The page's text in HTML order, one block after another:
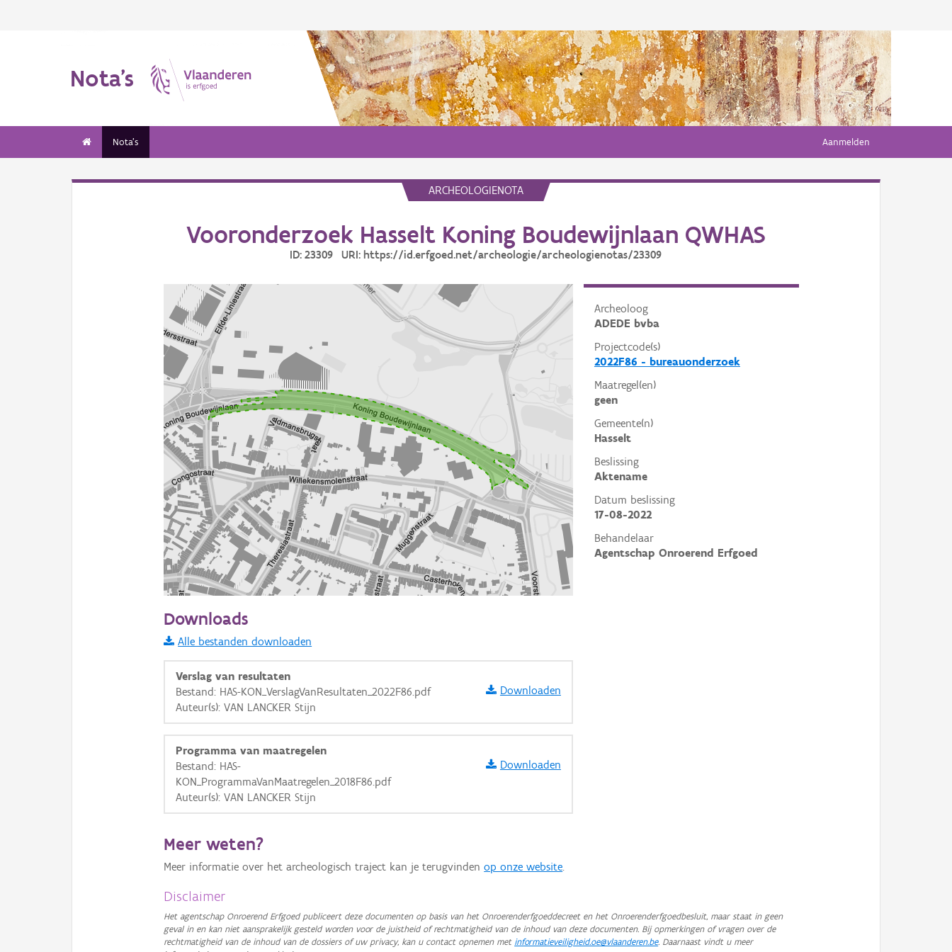
Nota's
Nota's Aanmelden
ARCHEOLOGIENOTA
Vooronderzoek Hasselt Koning Boudewijnlaan QWHAS
ID: 23309 URI: https://id.erfgoed.net/archeologie/archeologienotas/23309
Archeoloog
ADEDE bvba
Projectcode(s)
2022F86 - bureauonderzoek
Maatregel(en)
geen
Gemeente(n)
Hasselt
Beslissing
Aktename
Datum beslissing
17-08-2022
Behandelaar
Agentschap Onroerend Erfgoed
Informatie Vlaanderen
i
+ −
Basis Lagen
OSM-Basiskaart
Ortho
GRB-Basiskaart
GRB-Basiskaart in grijswaarden
Downloads
Alle bestanden downloaden
Verslag van resultaten
Bestand: HAS-KON_VerslagVanResultaten_2022F86.pdf
Auteur(s): VAN LANCKER Stijn
Downloaden
Programma van maatregelen
Bestand: HAS-
KON_ProgrammaVanMaatregelen_2018F86.pdf
Auteur(s): VAN LANCKER Stijn
Downloaden
Meer weten?
Meer informatie over het archeologisch traject kan je terugvindenop onze website.
Disclaimer
Het agentschap Onroerend Erfgoed publiceert deze documenten op basis van het Onroerenderfgoeddecreet en het Onroerenderfgoedbesluit, maar staat in geen
geval in en kan niet aansprakelijk gesteld worden voor de juistheid of rechtmatigheid van de inhoud van deze documenten. Bij opmerkingen of vragen over de
rechtmatigheid van de inhoud van de dossiers of uw privacy, kan u contact opnemen met informatieveiligheid.oe@vlaanderen.be. Daarnaast vindt u meer